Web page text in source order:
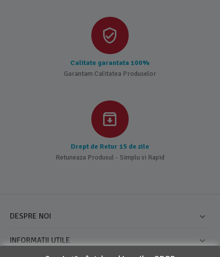
Calitate garantata 100%
Garantam Calitatea Produselor
Drept de Retur 15 de zile
Retuneaza Produsul - Simplu si Rapid
DESPRE NOI
INFORMATII UTILE